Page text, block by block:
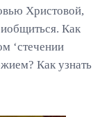
Христовой,
Как
‘стечении
Как узнать